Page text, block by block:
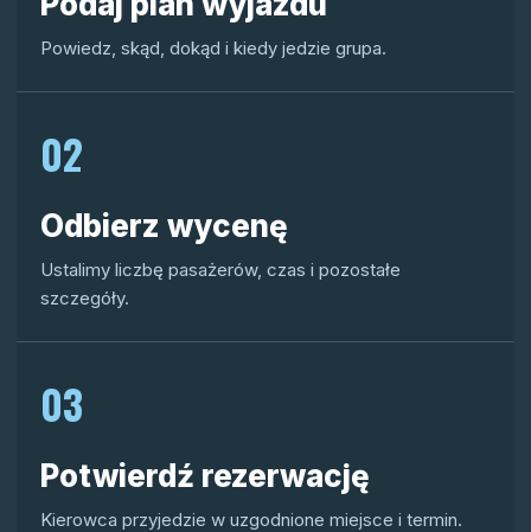
Powiedz, skąd, dokąd i kiedy jedzie grupa.
02
Odbierz wycenę
Ustalimy liczbę pasażerów, czas i pozostałe
szczegóły.
03
Potwierdź rezerwację
Kierowca przyjedzie w uzgodnione miejsce i termin.